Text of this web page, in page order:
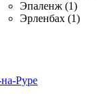
Эпаленж (1)
Эрленбах (1)
Руре